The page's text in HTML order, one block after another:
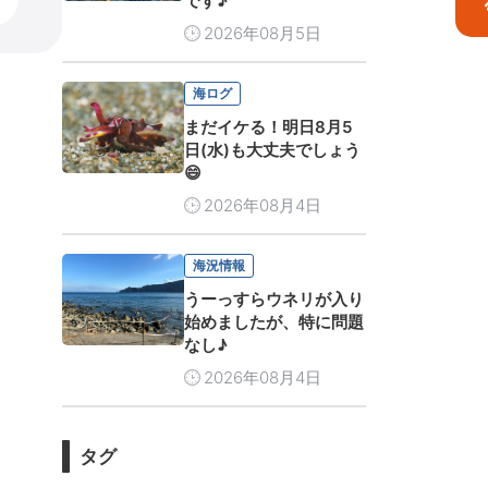
2026年08月5日
海ログ
まだイケる！明日8月5
日(水)も大丈夫でしょう
😄
2026年08月4日
海況情報
うーっすらウネリが入り
始めましたが、特に問題
なし♪
2026年08月4日
タグ